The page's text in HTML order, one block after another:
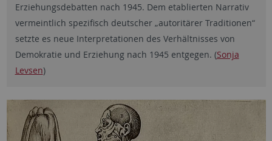
Erziehungsdebatten nach 1945. Dem etablierten Narrativ
vermeintlich spezifisch deutscher „autoritärer Traditionen“
setzte es neue Interpretationen des Verhältnisses von
Demokratie und Erziehung nach 1945 entgegen. (Sonja
Levsen)